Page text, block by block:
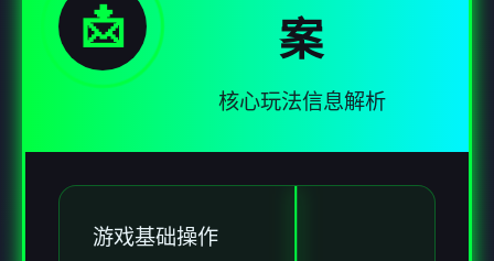
📩
案
核心玩法信息解析
游戏基础操作